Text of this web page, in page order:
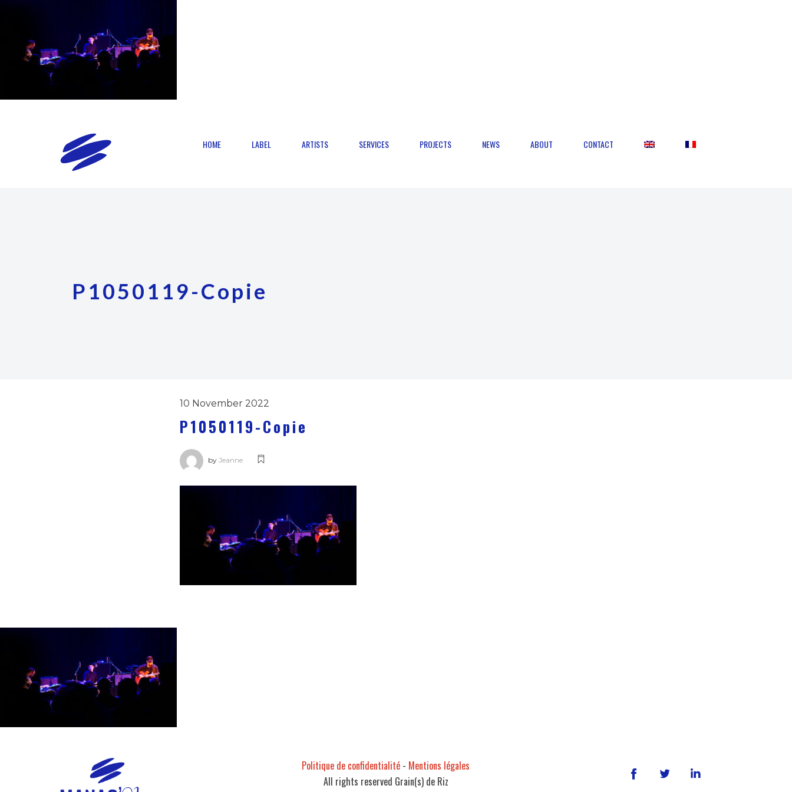
HOME LABEL ARTISTS SERVICES PROJECTS NEWS ABOUT CONTACT
P1050119-Copie
10 November 2022
P1050119-Copie
byJeanne
Politique de confidentialité - Mentions légales
All rights reserved Grain(s) de Riz